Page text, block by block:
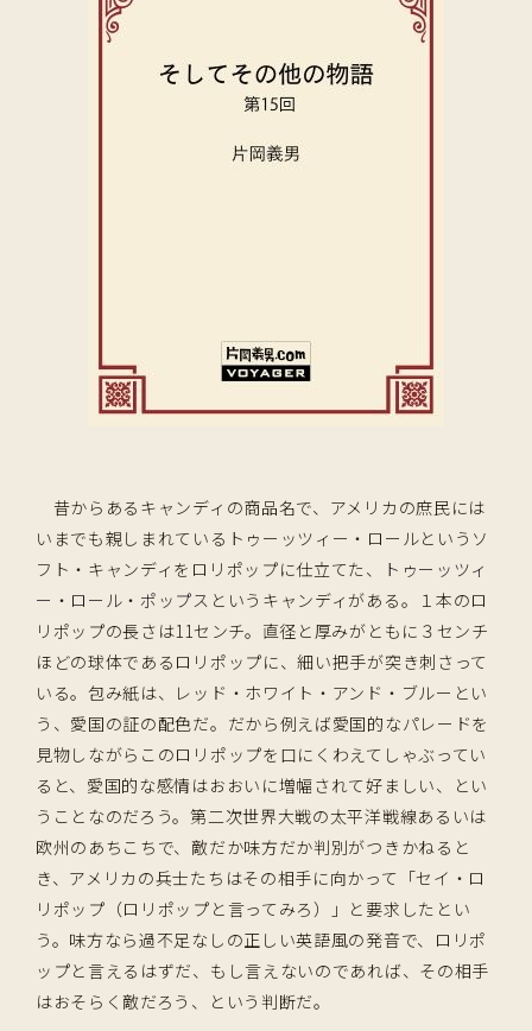
昔からあるキャンディの商品名で、アメリカの庶民には
いまでも親しまれているトゥーッツィー・ロールというソ
フト・キャンディをロリポップに仕立てた、
トゥーッツィ
ー・ロール・ポップス というキャンディがある。１本のロ
リポップの長さは11センチ。直径と厚みがともに３センチ
ほどの球体であるロリポップに、細い把手が突き刺さって
いる。包み紙は、レッド・ホワイト・アンド・ブルーとい
う、愛国の証の配色だ。だから例えば愛国的なパレードを
見物しながらこのロリポップを口にくわえてしゃぶってい
ると、愛国的な感情はおおいに増幅されて好ましい、とい
うことなのだろう。第二次世界大戦の太平洋戦線あるいは
欧州のあちこちで、敵だか味方だか判別がつきかねると
き、アメリカの兵士たちはその相手に向かって「セイ・ロ
リポップ（ロリポップと言ってみろ）」と要求したとい
う。味方なら過不足なしの正しい英語風の発音で、ロリポ
ップと言えるはずだ、もし言えないのであれば、その相手
はおそらく敵だろう、という判断だ。